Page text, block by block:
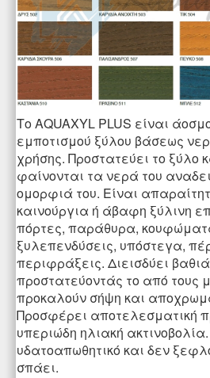
Το AQUAXYL PLUS είναι
εμποτισμού ξύλου βάσεως
χρήσης. Προστατεύει το ξύλο
φαίνονται τα νερά του
ομορφιά του. Είναι
καινούργια ή άβαφη ξύλινη
πόρτες, παράθυρα,
ξυλεπενδύσεις, υπόστεγα,
περιφράξεις. Διεισδύει
προστατεύοντάς το από τους
προκαλούν σήψη και
Προσφέρει αποτελεσματική
υπεριώδη ηλιακή
υδατοαπωθητικό και δεν
σπάει.